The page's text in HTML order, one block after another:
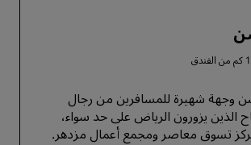
وجهة شهيرة للمسافرين من رجال
الذين يزورون الرياض على حد سواء،
تسوق معاصر ومجمع أعمال مزدهر.